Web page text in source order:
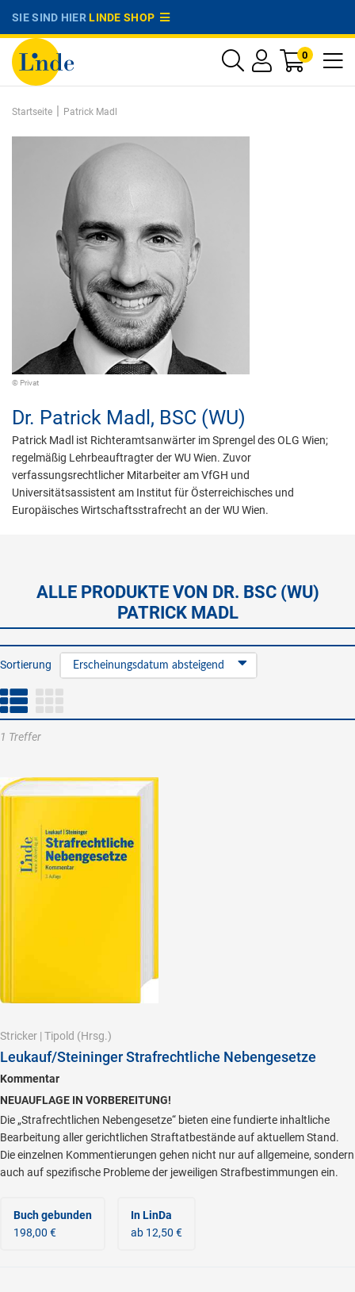
SIE SIND HIERLINDE SHOP
0
Startseite | Patrick Madl
© Privat
Dr. Patrick Madl, BSC (WU)
Patrick Madl ist Richteramtsanwärter im Sprengel des OLG Wien;
regelmäßig Lehrbeauftragter der WU Wien. Zuvor
verfassungsrechtlicher Mitarbeiter am VfGH und
Universitätsassistent am Institut für Österreichisches und
Europäisches Wirtschaftsstrafrecht an der WU Wien.
ALLE PRODUKTE VON DR. BSC (WU)
PATRICK MADL
Sortierung Erscheinungsdatum absteigend
1 Treffer
Stricker | Tipold (Hrsg.)
Leukauf/Steininger Strafrechtliche Nebengesetze
Kommentar
NEUAUFLAGE IN VORBEREITUNG!
Die „Strafrechtlichen Nebengesetze“ bieten eine fundierte inhaltliche
Bearbeitung aller gerichtlichen Straftatbestände auf aktuellem Stand.
Die einzelnen Kommentierungen gehen nicht nur auf allgemeine, sondern
auch auf spezifische Probleme der jeweiligen Strafbestimmungen ein.
Buch gebunden
198,00 €
In LinDa
ab 12,50 €